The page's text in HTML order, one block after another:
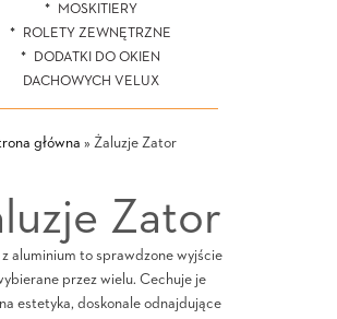
MOSKITIERY
ROLETY ZEWNĘTRZNE
DODATKI DO OKIEN
DACHOWYCH VELUX
główna » Żaluzje Zator
Zator
z aluminium to sprawdzone wyjście
przez wielu. Cechuje je
estetyka, doskonale odnajdujące